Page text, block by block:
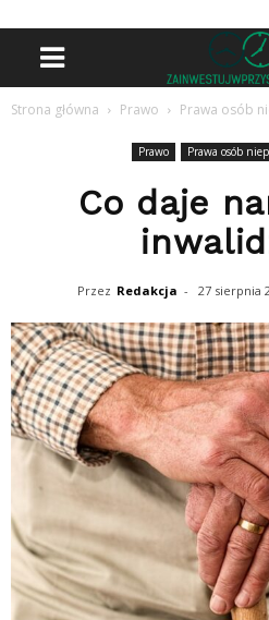
Strona główna Prawo Prawa osób
Prawo Prawa osób
Co daje
Przez Redakcja - 27 sierpnia